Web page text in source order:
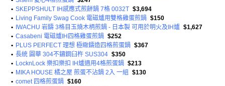
• SKEPPSHULT IH感應式煎餅鍋 7格 0032T $3,694
• Living Family Swag Cook 電磁爐用雙格雞蛋煎鍋 $150
• IWACHU 岩鑄 3格目玉燒木柄煎鍋 - 日本製 可用於明火及IH爐 $1,627
• Casabeni 電磁爐IH四格雞蛋煎鍋 $252
• PLUS PERFECT 理想 極緻鑄造四格煎蛋鍋 $367
• 長統 圓華 304不鏽鋼臼杵 SUS304 $350
• LocknLock 樂扣樂扣 IH爐適用4格煎蛋鍋 $213
• MIKA HOUSE 橘之屋 煎蛋不沾鍋 2入 一組
$130
• comet 四格煎蛋鍋 $160